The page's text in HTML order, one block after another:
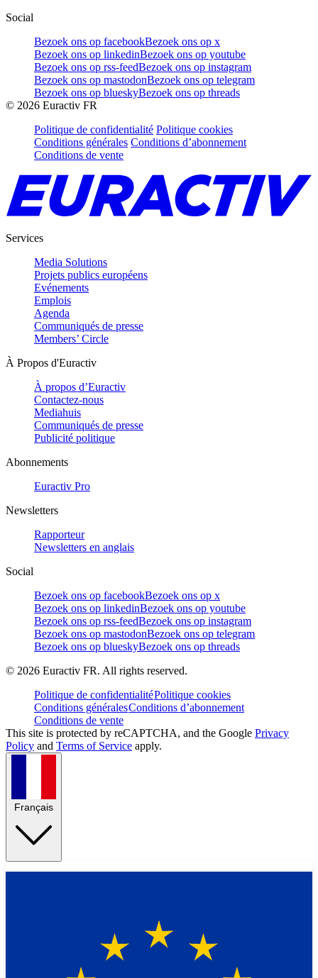
Social
Bezoek ons op facebookBezoek ons op x
Bezoek ons op linkedinBezoek ons op youtube
Bezoek ons op rss-feedBezoek ons op instagram
Bezoek ons op mastodonBezoek ons op telegram
Bezoek ons op blueskyBezoek ons op threads
© 2026 Euractiv FR
Politique de confidentialité Politique cookies
Conditions générales Conditions d’abonnement
Conditions de vente
Services
Media Solutions
Projets publics européens
Evénements
Emplois
Agenda
Communiqués de presse
Members’ Circle
À Propos d'Euractiv
À propos d’Euractiv
Contactez-nous
Mediahuis
Communiqués de presse
Publicité politique
Abonnements
Euractiv Pro
Newsletters
Rapporteur
Newsletters en anglais
Social
Bezoek ons op facebookBezoek ons op x
Bezoek ons op linkedinBezoek ons op youtube
Bezoek ons op rss-feedBezoek ons op instagram
Bezoek ons op mastodonBezoek ons op telegram
Bezoek ons op blueskyBezoek ons op threads
© 2026 Euractiv FR. All rights reserved.
Politique de confidentialitéPolitique cookies
Conditions généralesConditions d’abonnement
Conditions de vente
This site is protected by reCAPTCHA, and the Google Privacy
Policy and Terms of Service apply.
Français